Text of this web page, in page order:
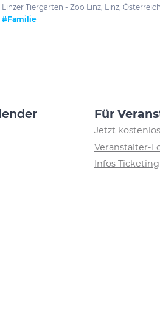
Linzer Tiergarten - Zoo Linz, Linz, Österreich
#Familie
Für
Jetzt
Veranstalter-
Infos Ticketing